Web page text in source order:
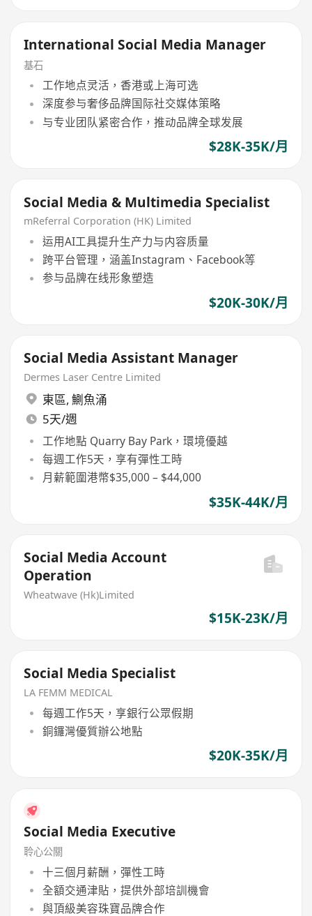
International Social Media Manager
基石
工作地点灵活，香港或上海可选
深度参与奢侈品牌国际社交媒体策略
与专业团队紧密合作，推动品牌全球发展
$28K-35K/月
Social Media & Multimedia Specialist
mReferral Corporation (HK) Limited
运用AI工具提升生产力与内容质量
跨平台管理，涵盖Instagram、Facebook等
参与品牌在线形象塑造
$20K-30K/月
Social Media Assistant Manager
Dermes Laser Centre Limited
東區, 鰂魚涌
5天/週
工作地點 Quarry Bay Park，環境優越
每週工作5天，享有彈性工時
月薪範圍港幣$35,000 – $44,000
$35K-44K/月
Social Media Account
Operation
Wheatwave (Hk)Limited
$15K-23K/月
Social Media Specialist
LA FEMM MEDICAL
每週工作5天，享銀行公眾假期
銅鑼灣優質辦公地點
$20K-35K/月
Social Media Executive
聆心公關
十三個月薪酬，彈性工時
全額交通津貼，提供外部培訓機會
與頂級美容珠寶品牌合作